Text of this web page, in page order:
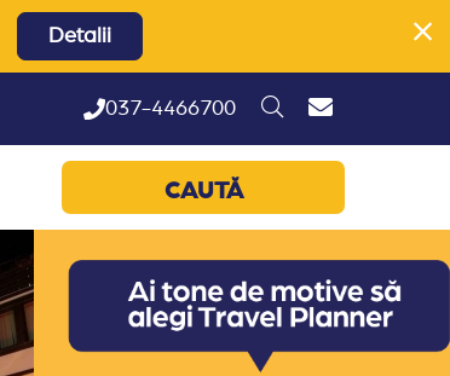
Detalii
037-4466700
CAUTĂ